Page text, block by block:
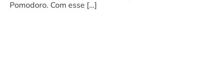
Pomodoro. Com esse […]